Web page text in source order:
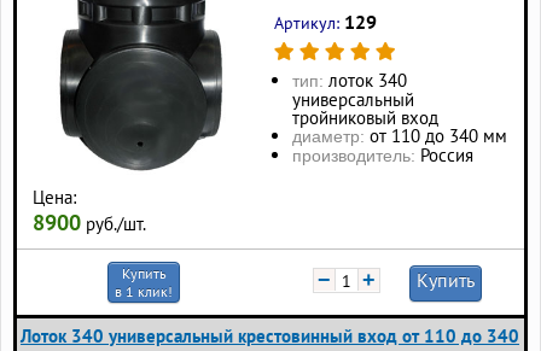
Цена:
8900 руб./шт.
Артикул: 129
тип: лоток 340
универсальный
тройниковый вход
диаметр: от 110 до 340 мм
производитель: Россия
Купить
в 1 клик!
− + Купить
Лоток 340 универсальный крестовинный вход от 110 до 340